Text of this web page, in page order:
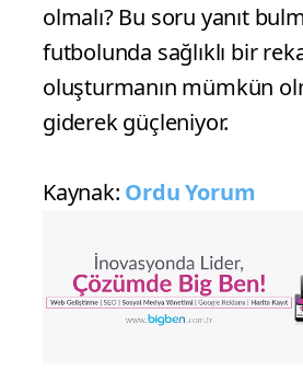
olmalı? Bu soru yanıt
futbolunda sağlıklı bir
oluşturmanın mümkün
giderek güçleniyor.
Kaynak: Ordu Yorum